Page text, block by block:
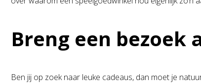
Breng een bezoek
Ben jij op zoek naar leuke cadeaus, dan moet je